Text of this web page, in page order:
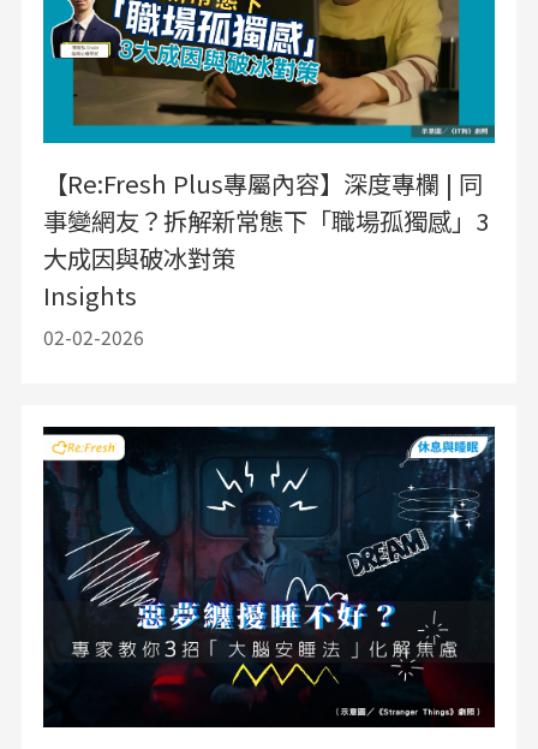
【Re:Fresh Plus專屬內容】深度專欄 | 同
事變網友？拆解新常態下「職場孤獨感」3
大成因與破冰對策
Insights
02-02-2026